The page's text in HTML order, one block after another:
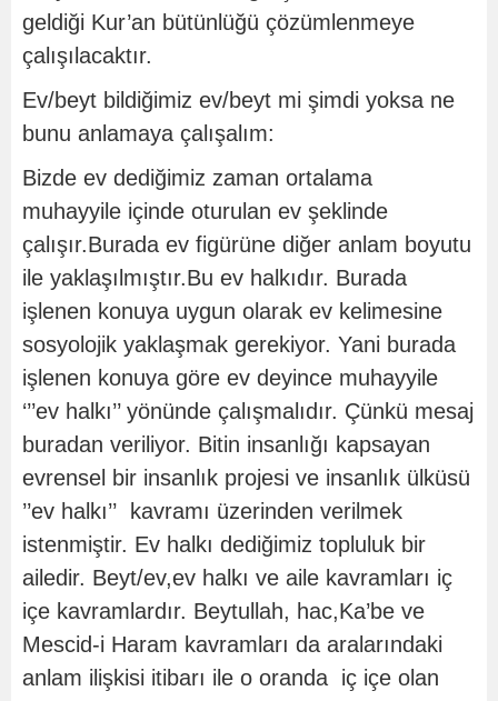
geldiği Kur’an bütünlüğü çözümlenmeye
çalışılacaktır.
Ev/beyt bildiğimiz ev/beyt mi şimdi yoksa ne
bunu anlamaya çalışalım:
Bizde ev dediğimiz zaman ortalama
muhayyile içinde oturulan ev şeklinde
çalışır.Burada ev figürüne diğer anlam boyutu
ile yaklaşılmıştır.Bu ev halkıdır. Burada
işlenen konuya uygun olarak ev kelimesine
sosyolojik yaklaşmak gerekiyor. Yani burada
işlenen konuya göre ev deyince muhayyile
‘’’ev halkı’’ yönünde çalışmalıdır. Çünkü mesaj
buradan veriliyor. Bitin insanlığı kapsayan
evrensel bir insanlık projesi ve insanlık ülküsü
’’ev halkı’’ kavramı üzerinden verilmek
istenmiştir. Ev halkı dediğimiz topluluk bir
ailedir. Beyt/ev,ev halkı ve aile kavramları iç
içe kavramlardır. Beytullah, hac,Ka’be ve
Mescid-i Haram kavramları da aralarındaki
anlam ilişkisi itibarı ile o oranda iç içe olan